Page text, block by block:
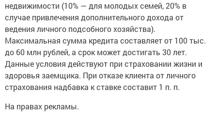
недвижимости (10% — для молодых семей, 20% в
случае привлечения дополнительного дохода от
ведения личного подсобного хозяйства).
Максимальная сумма кредита составляет от 100 тыс.
до 60 млн рублей, а срок может достигать 30 лет.
Данные условия действуют при страховании жизни и
здоровья заемщика. При отказе клиента от личного
страхования надбавка к ставке составит 1 п. п.
На правах рекламы.